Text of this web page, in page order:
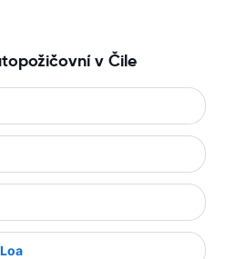
v Čile